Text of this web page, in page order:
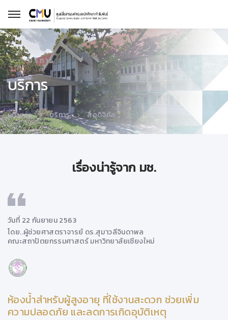
บริการ
บริการ
หน้าแรก บริการ สื่อดิจิทัล
เรื่องน่ารู้จาก มช.
วันที่ 22 กันยายน 2563
โดย..ผู้ช่วยศาสตราจารย์ ดร.สุมาวลีจินดาพล
คณะสถาปัตยกรรมศาสตร์ มหาวิทยาลัยเชียงใหม่
ห้องน้ำสำหรับผู้สูงอายุ ที่ใช้งานสะดวก ช่วยเพิ่ม
ความปลอดภัย และลดการเกิดอุบัติเหตุ